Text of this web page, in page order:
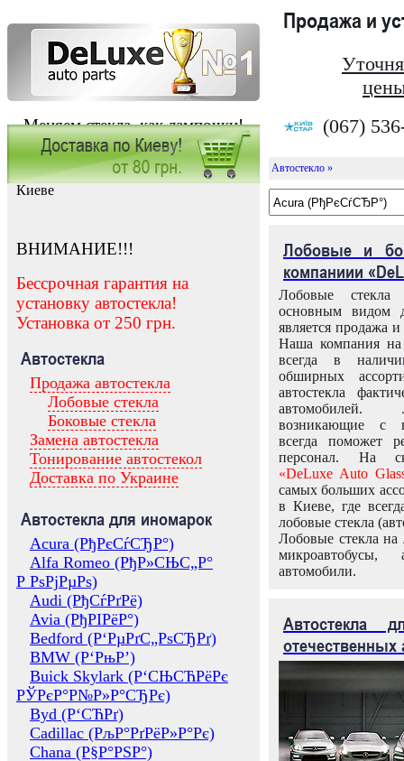
Меняем стекла, как лампочки!
Продажа и
(067)
Заказать установку автостекла в
Киеве
ВНИМАНИЕ!!!
Бессрочная гарантия на
установку автостекла!
Установка от 250 грн.
Автостекла
Продажа автостекла
Лобовые стекла
Боковые стекла
Замена автостекла
Тонирование автостекол
Доставка по Украине
Автостекла для иномарок
Acura (РђРєСѓСЂР°)
Alfa Romeo (РђР»СЊС„Р°
Р РѕРјРµРѕ)
Audi (РђСѓРґРё)
Avia (РђРІРёР°)
Bedford (Р‘РµРґС„РѕСЂРґ)
BMW (Р‘РњР’)
Buick Skylark (Р‘СЊСЋРёРє
РЎРєР°Р№Р»Р°СЂРє)
Byd (Р‘СЋРґ)
Cadillac (РљР°РґРёР»Р°Рє)
Chana (Р§Р°РЅР°)
Автостекло »
Лобовые и
компаниии
Лобовые
основным видом
является продажа и
Наша компания на
всегда в
обширных
автостекла
возникающие с
всегда поможет
персонал. На
«DeLuxe Auto
самых больших
в Киеве, где
лобовые стекла
Лобовые стекла на
микроавтобусы,
автомобили.
Автостекла
отечественных